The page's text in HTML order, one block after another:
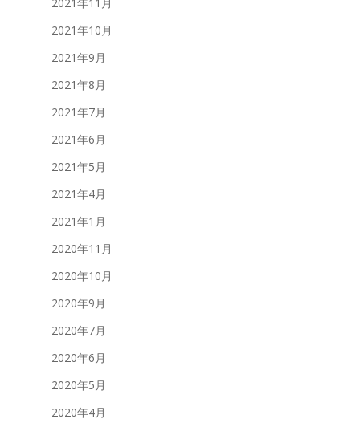
2021年10月
2021年9月
2021年8月
2021年7月
2021年6月
2021年5月
2021年4月
2021年1月
2020年11月
2020年10月
2020年9月
2020年7月
2020年6月
2020年5月
2020年4月